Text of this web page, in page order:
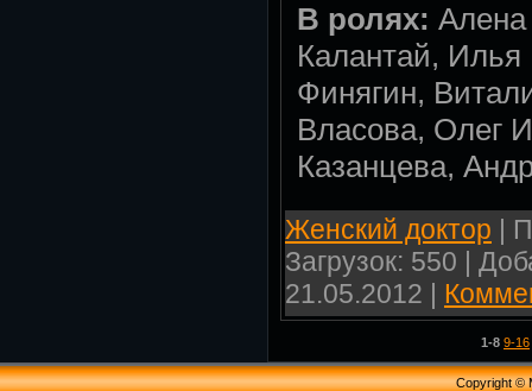
В ролях: Алена
Калантай,
Финягин,
Власова, Олег
Казанцева,
Женский доктор |
Загрузок: 550 |
21.05.2012 |
1-8 9-16
Copyright ©